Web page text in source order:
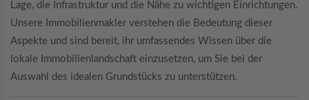
Lage, die Infrastruktur und die Nähe zu wichtigen Einrichtungen.
Unsere Immobilienmakler verstehen die Bedeutung dieser
Aspekte und sind bereit, ihr umfassendes Wissen über die
lokale Immobilienlandschaft einzusetzen, um Sie bei der
Auswahl des idealen Grundstücks zu unterstützen.